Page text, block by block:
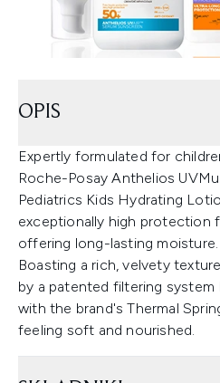
OPIS
Expertly formulated for
Roche-Posay Anthelios
Pediatrics Kids Hydrating
exceptionally high protection
offering long-lasting moisture.
Boasting a rich, velvety
by a patented filtering
with the brand's Thermal
feeling soft and nourished.